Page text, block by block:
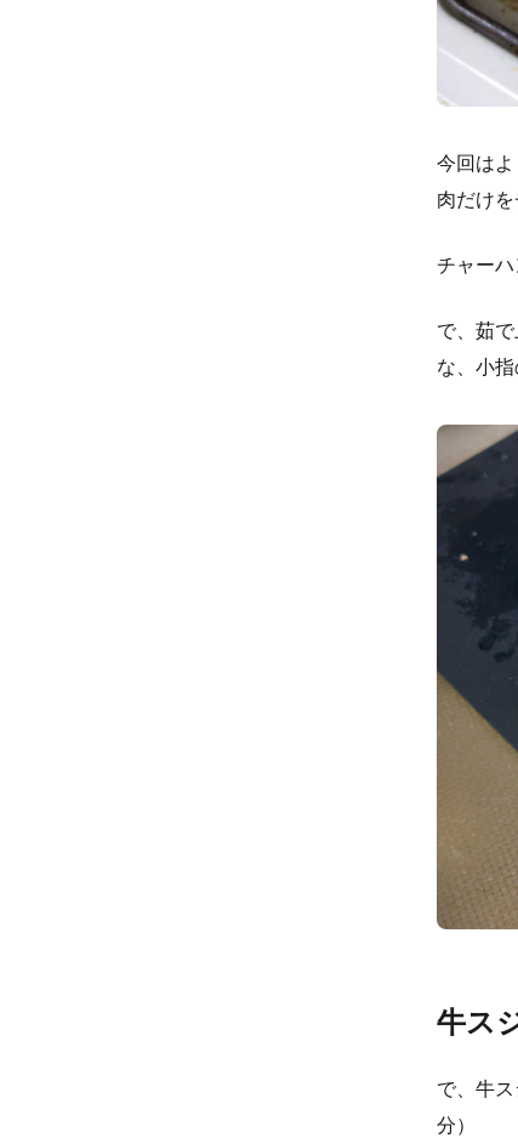
今回は
肉だけを
チャーハ
で、茹
な、小
牛ス
で、牛
分）